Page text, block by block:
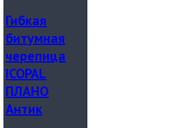
Гибкая
битумная
черепица
ICOPAL
ПЛАНО
Антик